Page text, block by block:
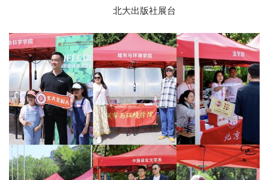
北大出版社展台